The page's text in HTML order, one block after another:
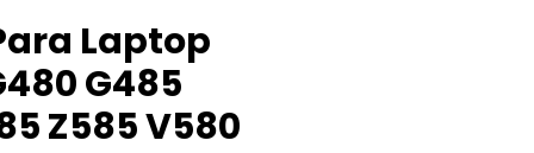
Laptop
G485
Z585 V580